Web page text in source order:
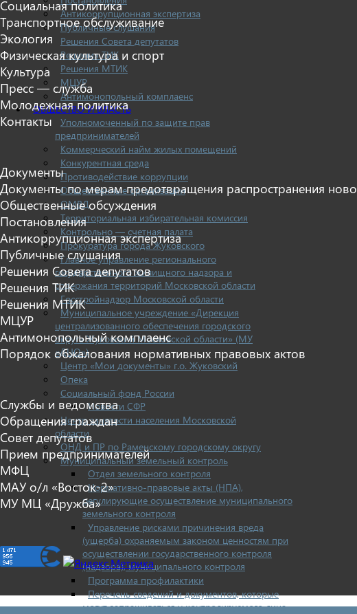
Антикоррупционная экспертиза
Публичные слушания
Решения Совета депутатов
Решения ТИК
Решения МТИК
МЦУР
Антимонопольный комплаенс
ОБЩЕСТВО И ВЛАСТЬ
Уполномоченный по защите прав
предпринимателей
Коммерческий найм жилых помещений
Конкурентная среда
Противодействие коррупции
Общественные организации
ОМВД
Территориальная избирательная комиссия
Контрольно — счетная палата
Прокуратура города Жуковского
Главное управление регионального
государственного жилищного надзора и
содержания территорий Московской области
Госстройнадзор Московской области
Муниципальное учреждение «Дирекция
централизованного обеспечения городского
округа Жуковский Московской области» (МУ
«ДЦО»)
Центр «Мои документы» г.о. Жуковский
Опека
Социальный фонд России
Новости СФР
Центр занятости населения Московской
области
ОНД и ПР по Раменскому городскому округу
Муниципальный земельный контроль
Отдел земельного контроля
Нормативно-правовые акты (НПА),
регулирующие осуществление муниципального
земельного контроля
Управление рисками причинения вреда
(ущерба) охраняемым законом ценностям при
осуществлении государственного контроля
(надзора), муниципального контроля
Программа профилактики
Перечень сведений и документов, которые
могут запрашиваться у контролируемого лица
Социальная политика
Транспортное обслуживание
Экология
Физическая культура и спорт
Культура
Пресс — служба
Молодежная политика
Контакты
Документы
Документы по мерам предотвращения распространения
Общественные обсуждения
Постановления
Антикоррупционная экспертиза
Публичные слушания
Решения Совета депутатов
Решения ТИК
Решения МТИК
МЦУР
Антимонопольный комплаенс
Порядок обжалования нормативных правовых актов
Службы и ведомства
Обращения граждан
Совет депутатов
Прием предпринимателей
МФЦ
МАУ о/л «Восток-2»
МУ МЦ «Дружба»